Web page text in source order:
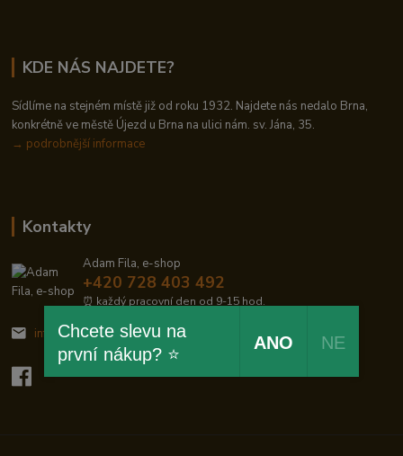
KDE NÁS NAJDETE?
Sídlíme na stejném místě již od roku 1932. Najdete nás nedalo Brna,
konkrétně ve městě Újezd u Brna na ulici nám. sv. Jána, 35.
→ podrobnější informace
Kontakty
Adam Fila, e-shop
+420 728 403 492
⏰ každý pracovní den od 9-15 hod.
info@zelezodum.cz
Chcete slevu na
první nákup? ⭐
ANO NE